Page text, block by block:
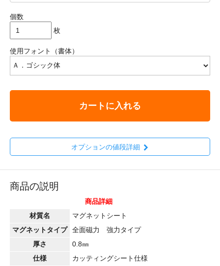
個数
枚
使用フォント（書体）
カートに入れる
オプションの値段詳細
商品の説明
商品詳細
材質名
マグネットシート
マグネットタイプ
全面磁力 強力タイプ
厚さ
0.8㎜
仕様
カッティングシート仕様